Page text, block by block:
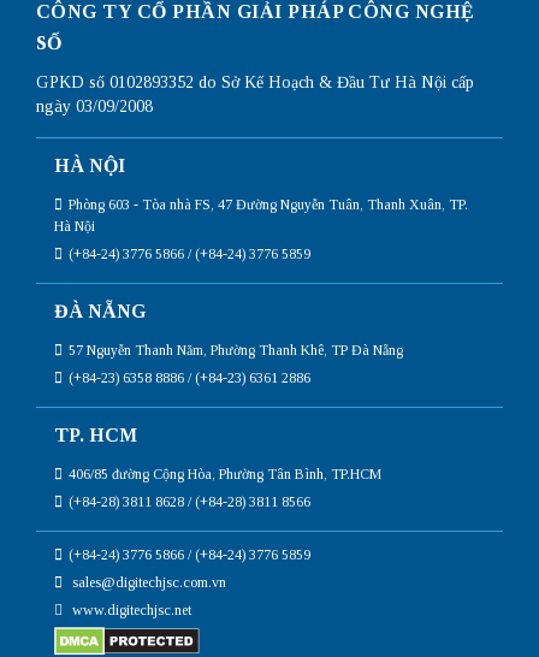
CÔNG TY CỔ PHẦN GIẢI PHÁP CÔNG NGHỆ
SỐ
GPKD số 0102893352 do Sở Kế Hoạch & Đầu Tư Hà Nội cấp
ngày 03/09/2008
HÀ NỘI
Phòng 603 - Tòa nhà FS, 47 Đường Nguyễn Tuân, Thanh Xuân, TP.
Hà Nội
(+84-24) 3776 5866 / (+84-24) 3776 5859
ĐÀ NẴNG
57 Nguyễn Thanh Năm, Phường Thanh Khê, TP Đà Nẵng
(+84-23) 6358 8886 / (+84-23) 6361 2886
TP. HCM
406/85 đường Cộng Hòa, Phường Tân Bình, TP.HCM
(+84-28) 3811 8628 / (+84-28) 3811 8566
(+84-24) 3776 5866 / (+84-24) 3776 5859
sales@digitechjsc.com.vn
www.digitechjsc.net